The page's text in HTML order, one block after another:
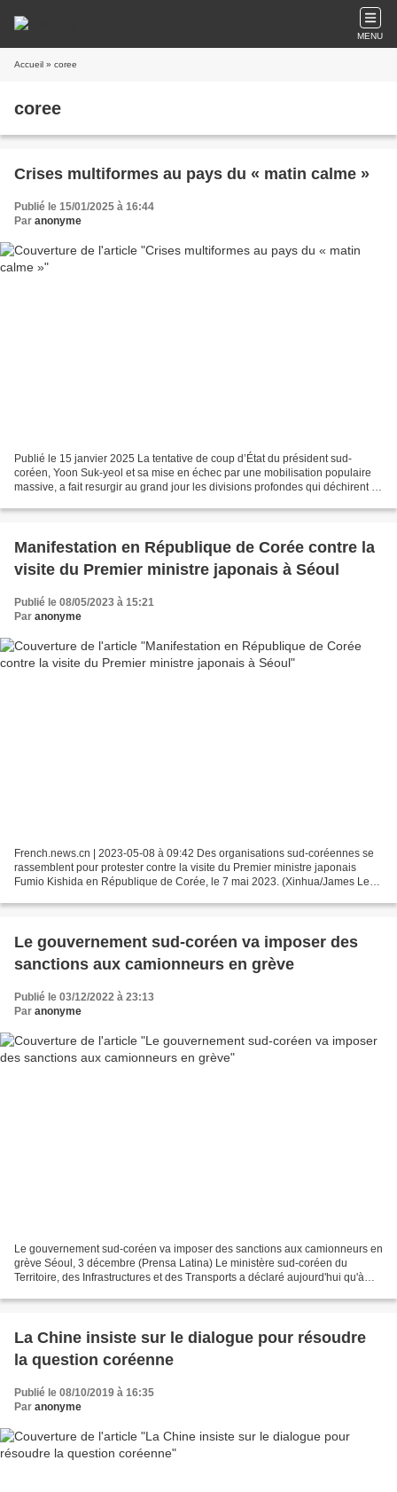
MENU
Accueil » coree
coree
Crises multiformes au pays du « matin calme »
Publié le 15/01/2025 à 16:44
Par anonyme
Publié le 15 janvier 2025 La tentative de coup d’État du président sud-
coréen, Yoon Suk-yeol et sa mise en échec par une mobilisation populaire
massive, a fait resurgir au grand jour les divisions profondes qui déchirent le
Manifestation en République de Corée contre la
visite du Premier ministre japonais à Séoul
Publié le 08/05/2023 à 15:21
Par anonyme
French.news.cn | 2023-05-08 à 09:42 Des organisations sud-coréennes se
rassemblent pour protester contre la visite du Premier ministre japonais
Fumio Kishida en République de Corée, le 7 mai 2023. (Xinhua/James Lee)
Le gouvernement sud-coréen va imposer des
sanctions aux camionneurs en grève
Publié le 03/12/2022 à 23:13
Par anonyme
Le gouvernement sud-coréen va imposer des sanctions aux camionneurs en
grève Séoul, 3 décembre (Prensa Latina) Le ministère sud-coréen du
Territoire, des Infrastructures et des Transports a déclaré aujourd'hui qu'à
La Chine insiste sur le dialogue pour résoudre
la question coréenne
Publié le 08/10/2019 à 16:35
Par anonyme